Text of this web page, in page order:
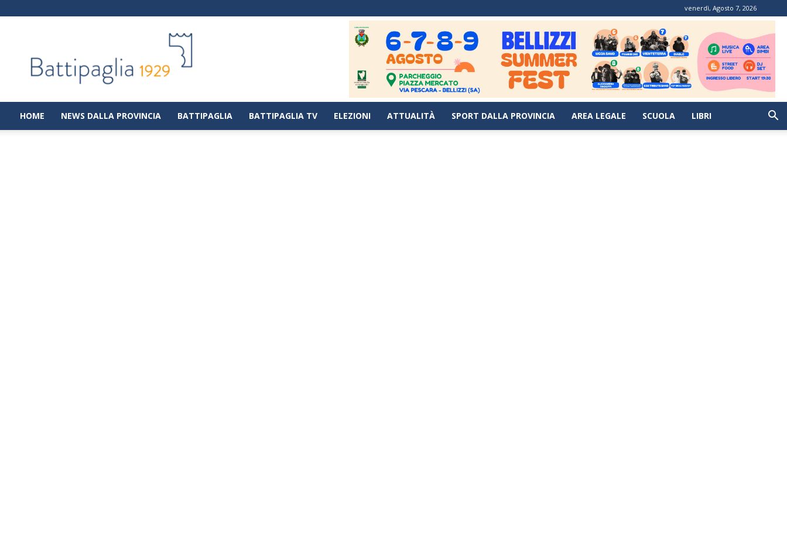
venerdì, Agosto 7, 2026
|
Notizie
dalla
città
di
HOME NEWS DALLA PROVINCIA BATTIPAGLIA BATTIPAGLIA TV ELEZIONI ATTUALITÀ SPORT DALLA PROVINCIA AREA LEGALE SCUOLA LIBRI